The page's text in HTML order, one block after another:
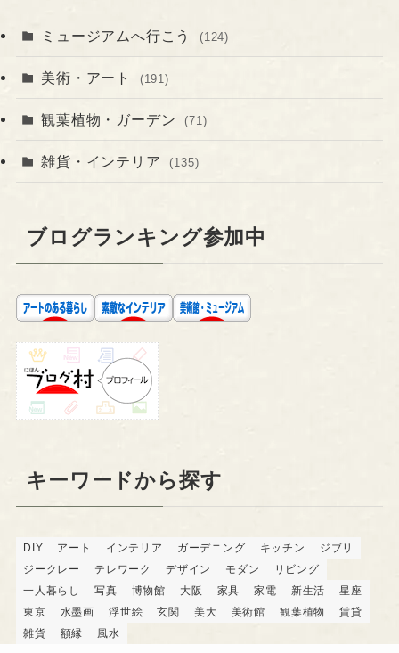
ミュージアムへ行こう (124)
美術・アート (191)
観葉植物・ガーデン (71)
雑貨・インテリア (135)
ブログランキング参加中
キーワードから探す
DIY アート インテリア ガーデニング キッチン
ジブリ
ジークレー
テレワーク デザイン モダン
リビング
一人暮らし
写真 博物館 大阪 家具 家電 新生活
星座
東京
水墨画 浮世絵 玄関 美大 美術館 観葉植物
賃貸
雑貨
額縁 風水